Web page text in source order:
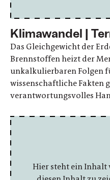
Klimawandel |
Das Gleichgewicht der
Brennstoffen heizt der
unkalkulierbaren Folgen
wissenschaftliche Fakten
verantwortungsvolles
Hier steht ein Inhalt